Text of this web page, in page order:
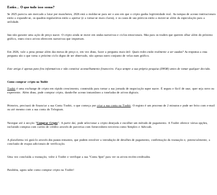
Então... O que tudo isso soma?
Se 2025 parecia um mercado a lutar por manchetes, 2026 está a moldar-se para ser o ano em que o cripto ganha legitimidade real. As rampas de acesso institucionais
estão a expandir-se, os quadros regulatórios estão a apertar (e a tornar-se mais claros), e os casos de uso práticos estão a mover-se além da especulação para a
utilidade.
Isso não garante uma ação de preço suave. O cripto ainda se move em ondas narrativas e ciclos emocionais. Mas para os traders que querem olhar além do próximo
gráfico, esses cinco ativos oferecem narrativas que importam.
Em 2026, vale a pena pensar além das metas de preço e, em vez disso, fazer a pergunta mais útil: Quais redes estão realmente a ser usadas?As respostas a essa
pergunta são o que torna o próximociclo digno de ser observado, não apenas outro conjunto de velas num gráfico.
Este artigo é apenas para fins informativos e não constitui aconselhamento financeiro. Faça sempre a sua própria pesquisa (DYOR) antes de tomar qualquer decisão.
Como comprar cripto na Toobit
Toobité uma exchange de cripto em rápido crescimento, construída para tornar a sua jornada de negociação super suave. É segura e fácil de usar, quer seja novo ou
experiente. Além disso, pode comprar cripto, dando-lhe acesso instantâneo a toneladas de ativos digitais.
Primeiro, precisará de financiar a sua Conta Toobit, o que começa por criar a sua conta na Toobit. O registo é um processo de 2 minutos e pode ser feito com e-mail
ou até mesmo com a sua conta do Telegram.
Navegue até à secção "Comprar Cripto". A partir daí, pode selecionar a cripto desejada e escolher um método de pagamento. A Toobit oferece várias opções,
incluindo compras com cartão de crédito através de parcerias com fornecedores terceiros como Simplex e Advcash.
A plataforma irá guiá-lo através dos passos restantes, que podem envolver a introdução de detalhes de pagamento, confirmação da transação e, potencialmente, a
conclusão de etapas adicionais de verificação.
Uma vez concluída a transação, volte à Toobit e verifique a sua "Conta Spot" para ver os ativos recém-creditados.
Parabéns, agora sabe como comprar cripto na Toobit!